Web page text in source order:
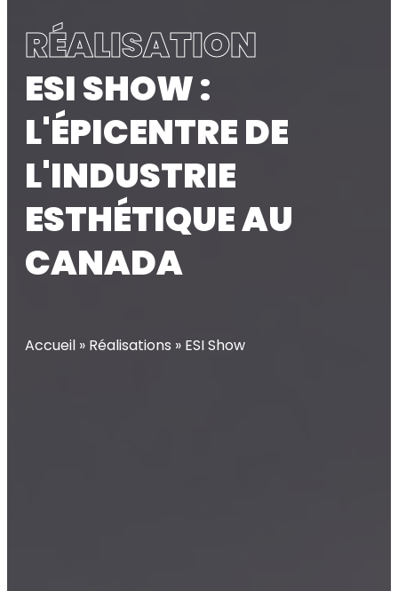
RÉALISATION
ESI SHOW :
L'ÉPICENTRE DE
L'INDUSTRIE
ESTHÉTIQUE AU
CANADA
Accueil » Réalisations » ESI Show